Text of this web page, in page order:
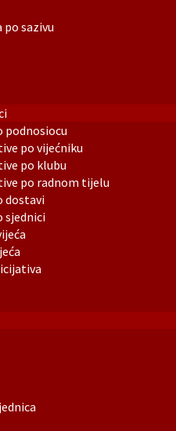
sazivu
podnosiocu
po vijećniku
po klubu
po radnom tijelu
dostavi
sjednici